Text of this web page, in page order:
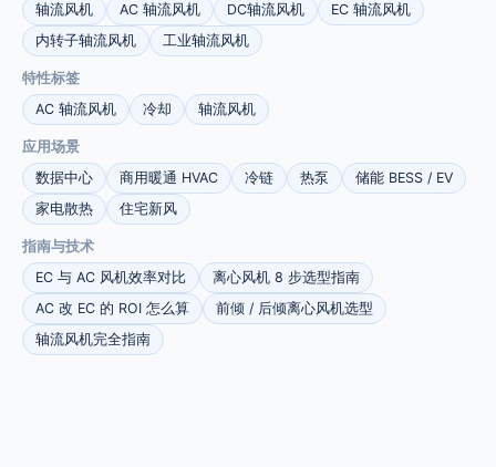
轴流风机
AC 轴流风机 DC轴流风机
EC 轴流风机
内转子轴流风机
工业轴流风机
特性标签
AC 轴流风机
冷却 轴流风机
应用场景
数据中心
商用暖通 HVAC 冷链 热泵
储能 BESS / EV
家电散热
住宅新风
指南与技术
EC 与 AC 风机效率对比
离心风机 8 步选型指南
AC 改 EC 的 ROI 怎么算
前倾 / 后倾离心风机选型
轴流风机完全指南